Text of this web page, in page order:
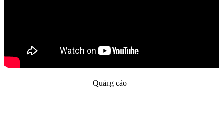
Quảng cáo